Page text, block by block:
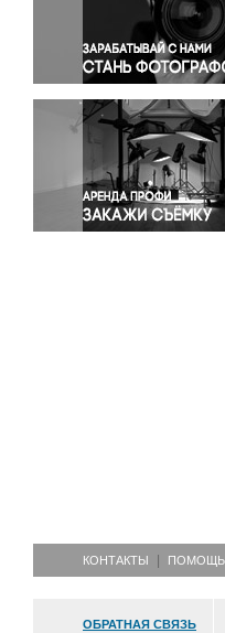
Правосудие
Происшествия и
Религия
Светская жизнь
Спорт
Экология
Экономика и
КОНТАКТЫ ПОМОЩЬ
ОБРАТНАЯ СВЯЗЬ